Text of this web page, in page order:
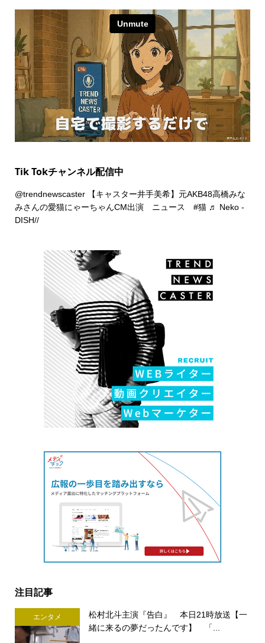
Tik Tokチャンネル配信中
@trendnewscaster【キャスター井手美希】元AKB48高橋みな
みさんの愛猫にゃーちゃんCM出演 ニュース #猫 ♬ Neko -
DISH//
注目記事
エンタメ
松村北斗主演『告白』 本日21時放送【一
緒に来るの夢だったんです】 「...